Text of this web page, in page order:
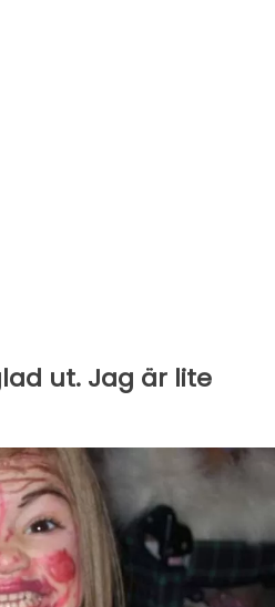
ut. Jag är lite